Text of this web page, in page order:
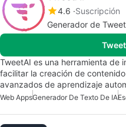
4.6 Suscripción
Generador de
TweetAI es una herramienta de
facilitar la creación de
avanzados de aprendizaje
Web AppsGenerador De Texto De IA